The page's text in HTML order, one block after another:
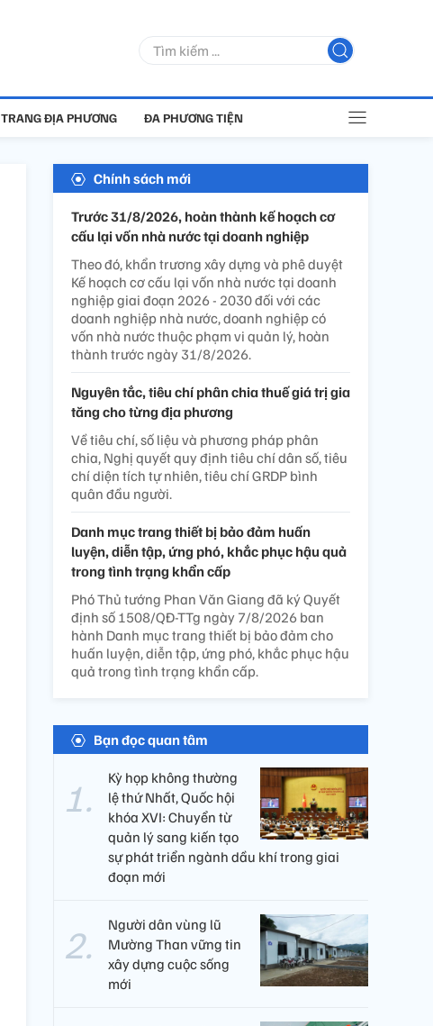
TRANG ĐỊA PHƯƠNG ĐA PHƯƠNG TIỆN
Chính sách mới
Trước 31/8/2026, hoàn thành kế hoạch cơ
cấu lại vốn nhà nước tại doanh nghiệp
Theo đó, khẩn trương xây dựng và phê duyệt
Kế hoạch cơ cấu lại vốn nhà nước tại doanh
nghiệp giai đoạn 2026 - 2030 đối với các
doanh nghiệp nhà nước, doanh nghiệp có
vốn nhà nước thuộc phạm vi quản lý, hoàn
thành trước ngày 31/8/2026.
Nguyên tắc, tiêu chí phân chia thuế giá trị gia
tăng cho từng địa phương
Về tiêu chí, số liệu và phương pháp phân
chia, Nghị quyết quy định tiêu chí dân số, tiêu
chí diện tích tự nhiên, tiêu chí GRDP bình
quân đầu người.
Danh mục trang thiết bị bảo đảm huấn
luyện, diễn tập, ứng phó, khắc phục hậu quả
trong tình trạng khẩn cấp
Phó Thủ tướng Phan Văn Giang đã ký Quyết
định số 1508/QĐ-TTg ngày 7/8/2026 ban
hành Danh mục trang thiết bị bảo đảm cho
huấn luyện, diễn tập, ứng phó, khắc phục hậu
quả trong tình trạng khẩn cấp.
Bạn đọc quan tâm
Kỳ họp không thường
lệ thứ Nhất, Quốc hội
khóa XVI: Chuyển từ
quản lý sang kiến tạo
sự phát triển ngành dầu khí trong giai
đoạn mới
Người dân vùng lũ
Mường Than vững tin
xây dựng cuộc sống
mới